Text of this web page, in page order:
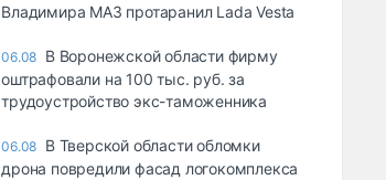
Владимира МАЗ протаранил Lada Vesta
06.08 В Воронежской области фирму
оштрафовали на 100 тыс. руб. за
трудоустройство экс-таможенника
06.08 В Тверской области обломки
дрона повредили фасад логокомплекса